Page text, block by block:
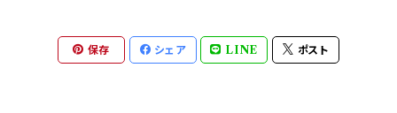
保存 シェア LINE ポスト